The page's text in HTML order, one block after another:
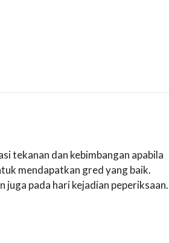
tekanan dan kebimbangan apabila
mendapatkan gred yang baik.
juga pada hari kejadian peperiksaan.